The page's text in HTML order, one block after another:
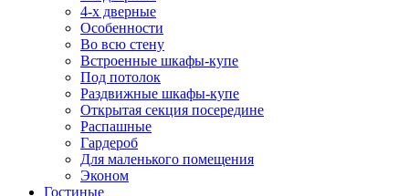
4-х дверные
Особенности
Во всю стену
Встроенные шкафы-купе
Под потолок
Раздвижные шкафы-купе
Открытая секция посередине
Распашные
Гардероб
Для маленького помещения
Эконом
Гостиные